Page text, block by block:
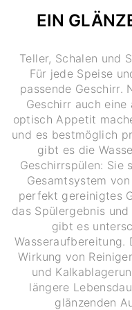
EIN
Teller, Schalen und
Für jede Speise
passende Geschirr.
Geschirr auch
optisch Appetit
und es bestmöglich
gibt es die
Geschirrspülen: Sie
Gesamtsystem
perfekt gereinigtes
das Spülergebnis
gibt es
Wasseraufbereitung.
Wirkung von
und
längere
glänzenden